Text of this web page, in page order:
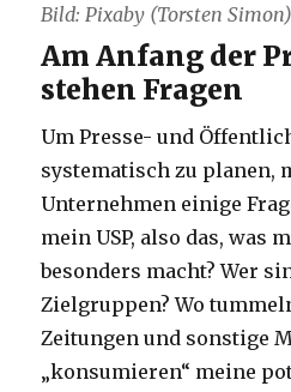
Bild: Pixaby (Torsten Simon)
Am Anfang der
stehen Fragen
Um Presse- und
systematisch zu planen,
Unternehmen einige
mein USP, also das, was
besonders macht? Wer
Zielgruppen? Wo
Zeitungen und sonstige
„konsumieren“ meine